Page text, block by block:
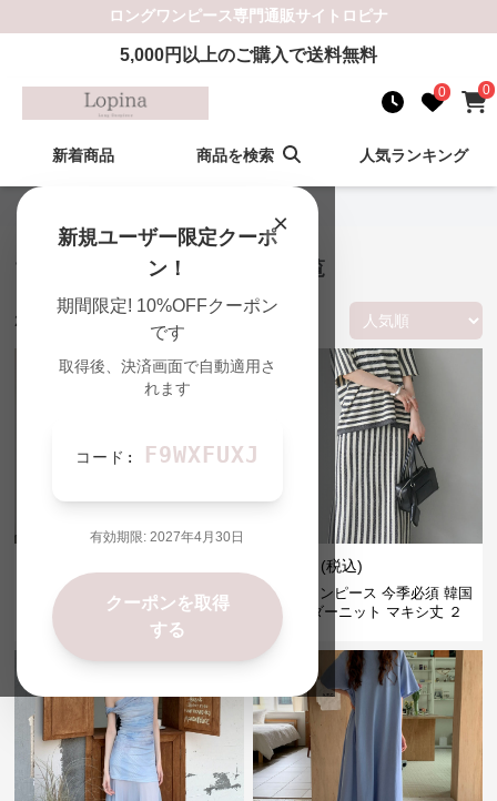
ロングワンピース専門通販サイト ロピナ
5,000円以上のご購入で送料無料
0 0
新着商品 商品を検索 人気ランキング
×
新規ユーザー限定クーポ
ン！
期間限定! 10%OFFクーポン
です
取得後、決済画面で自動適用さ
れます
コード: F9WXFUXJ
有効期限: 2027年4月30日
クーポンを取得
する
ロピナ TOP
マキシ ロングワンピース 商品一覧
204 件の商品が見つかりました
ロングワンピース きれいめマキ
シ丈ワンピース長袖ブイネック
羽織りベージュ
(税込)
ロングワンピース 今季必須 韓国
風 ボーダーニット マキシ丈 ２
点セットアップ